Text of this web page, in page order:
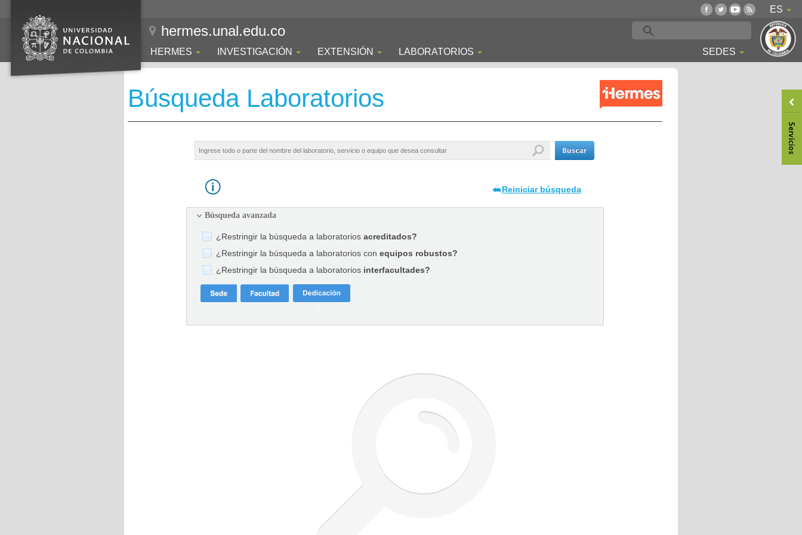
ES
hermes.unal.edu.co
HERMES INVESTIGACIÓN EXTENSIÓN LABORATORIOS SEDES
Búsqueda Laboratorios
Reiniciar búsqueda
Búsqueda avanzada
¿Restringir la búsqueda a laboratorios acreditados?
¿Restringir la búsqueda a laboratorios con equipos robustos?
¿Restringir la búsqueda a laboratorios interfacultades?